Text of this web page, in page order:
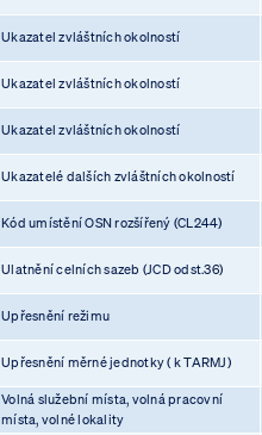
Ukazatel zvláštních okolností
Ukazatel zvláštních okolností
Ukazatel zvláštních okolností
Ukazatelé dalších zvláštních okolností
Kód umístění OSN rozšířený (CL244)
Ulatnění celních sazeb (JCD odst.36)
Upřesnění režimu
Upřesnění měrné jednotky ( k TARMJ)
Volná služební místa, volná pracovní
místa, volné lokality